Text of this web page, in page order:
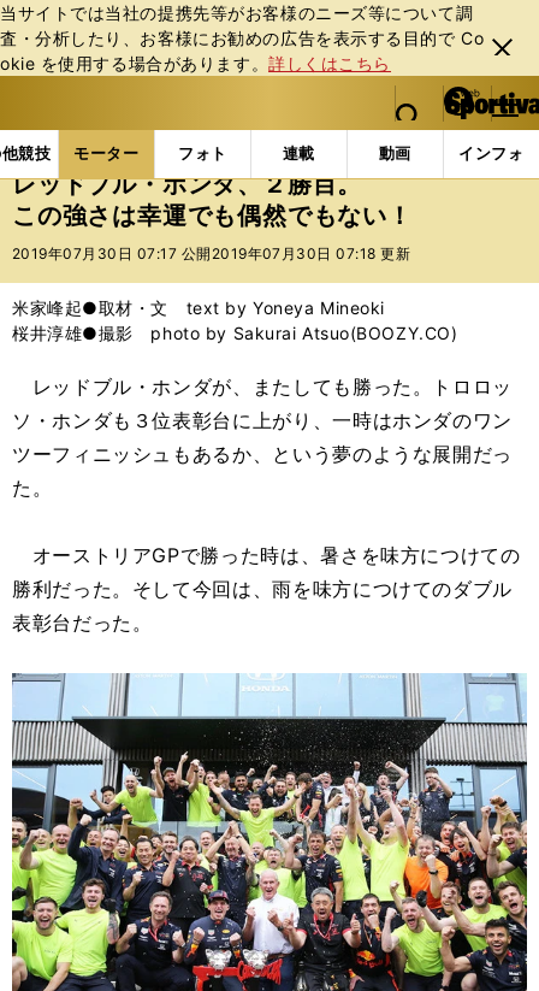
当サイトでは当社の提携先等がお客様のニーズ等について調
査・分析したり、お客様にお勧めの広告を表⽰する⽬的で Co
okie を使⽤する場合があります。詳しくはこちら
閉じ
る
web Sportiva (webスポルティーバ)
検索
マイペ
ー
ジ
メニュ
競技 モーター フォト 連載 動画 インフォ
b
ス
ポ
ル
バ
モーターの記事一覧 モーター F1 レッドブル・
レッドブル・ホンダ、２勝目。
この強さは幸運でも偶然でもない！
2019年07月30日 07:17 公開 2019年07月30日 07:18 更新
米家峰起●取材・文 text by Yoneya Mineoki
桜井淳雄●撮影 photo by Sakurai Atsuo(BOOZY.CO)
レッドブル・ホンダが、またしても勝った。トロロッ
ソ・ホンダも３位表彰台に上がり、一時はホンダのワン
ツーフィニッシュもあるか、という夢のような展開だっ
た。
オーストリアGPで勝った時は、暑さを味方につけての
勝利だった。そして今回は、雨を味方につけてのダブル
表彰台だった。